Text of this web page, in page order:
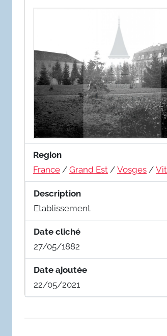
Region
France / Grand Est / Vosges /
Description
Etablissement
Date cliché
27/05/1882
Date ajoutée
22/05/2021